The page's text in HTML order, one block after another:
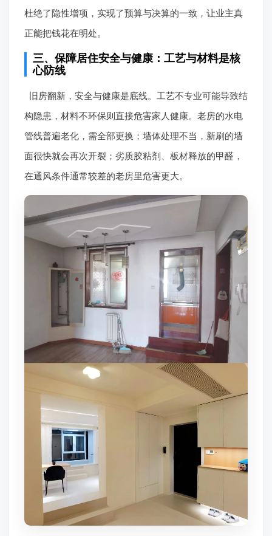
杜绝了隐性增项，实现了预算与决算的一致，让业主真
正能把钱花在明处。
三、保障居住安全与健康：工艺与材料是核
心防线
旧房翻新，安全与健康是底线。工艺不专业可能导致结
构隐患，材料不环保则直接危害家人健康。老房的水电
管线普遍老化，需全部更换；墙体处理不当，新刷的墙
面很快就会再次开裂；劣质胶粘剂、板材释放的甲醛，
在通风条件通常较差的老房里危害更大。